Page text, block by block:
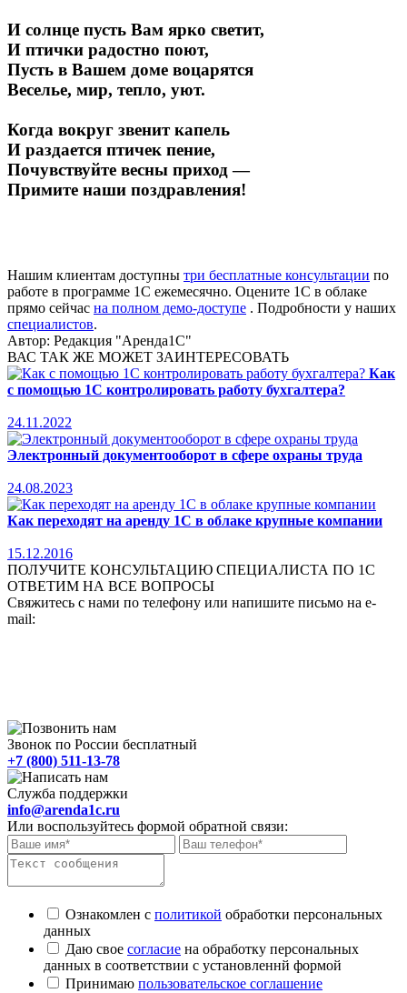
И солнце пусть Вам ярко светит,
И птички радостно поют,
Пусть в Вашем доме воцарятся
Веселье, мир, тепло, уют.
Когда вокруг звенит капель
И раздается птичек пение,
Почувствуйте весны приход —
Примите наши поздравления!
Нашим клиентам доступны три бесплатные консультации по
работе в программе 1С ежемесячно. Оцените 1С в облаке
прямо сейчас на полном демо-доступе . Подробности у наших
специалистов.
Автор: Редакция "Аренда1С"
ВАС ТАК ЖЕ МОЖЕТ ЗАИНТЕРЕСОВАТЬ
Как
с помощью 1С контролировать работу бухгалтера?
24.11.2022
Электронный документооборот в сфере охраны труда
24.08.2023
Как переходят на аренду 1С в облаке крупные компании
15.12.2016
ПОЛУЧИТЕ КОНСУЛЬТАЦИЮ СПЕЦИАЛИСТА ПО 1С
ОТВЕТИМ НА ВСЕ ВОПРОСЫ
Свяжитесь с нами по телефону или напишите письмо на e-
mail:
Звонок по России бесплатный
+7 (800) 511-13-78
Служба поддержки
info@arenda1c.ru
Или воспользуйтесь формой обратной связи:
Ознакомлен с политикой обработки персональных
данных
Даю свое согласие на обработку персональных
данных в соответствии с установленнй формой
Принимаю пользовательское соглашение